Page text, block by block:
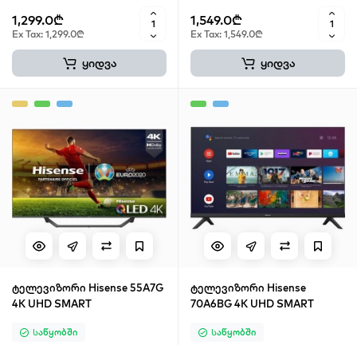
1,299.0₾
Ex Tax: 1,299.0₾
ყიდვა
1,549.0₾
Ex Tax: 1,549.0₾
ყიდვა
ტელევიზორი Hisense 55A7G
4K UHD SMART
Საწყობში
ტელევიზორი Hisense
70A6BG 4K UHD SMART
Საწყობში